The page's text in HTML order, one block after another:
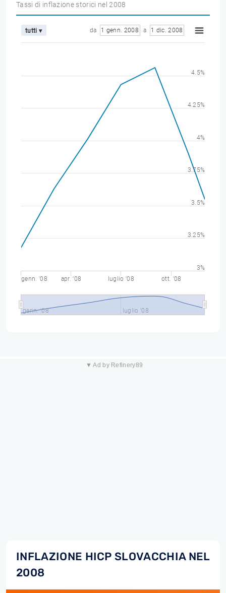
Tassi di inflazione storici nel 2008
tutti ▾ da 1 genn. 2008 a 1 dic. 2008
genn. '08 apr. '08 luglio '08 ott. '08
genn. '08 luglio '08
3%
3.25%
3.5%
3.75%
4%
4.25%
4.5%
▼ Ad by Refinery89
INFLAZIONE HICP SLOVACCHIA NEL
2008